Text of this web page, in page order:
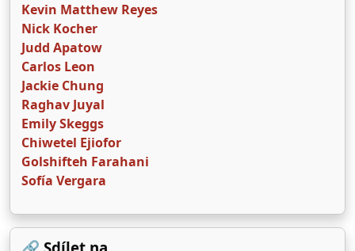
Kevin Matthew Reyes
Nick Kocher
Judd Apatow
Carlos Leon
Jackie Chung
Raghav Juyal
Emily Skeggs
Chiwetel Ejiofor
Golshifteh Farahani
Sofía Vergara